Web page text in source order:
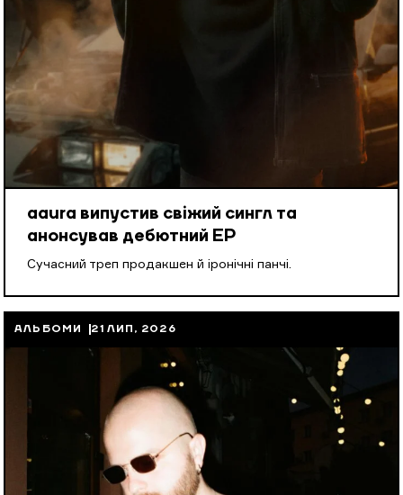
aaura випустив свіжий сингл та
анонсував дебютний EP
Cучасний треп продакшен й іронічні панчі.
АЛЬБОМИ 21 ЛИП, 2026